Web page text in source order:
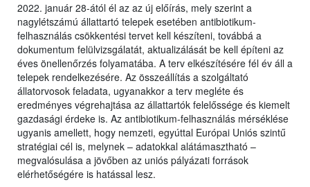
2022. január 28-ától él az az új előírás, mely szerint a
nagylétszámú állattartó telepek esetében antibiotikum-
felhasználás csökkentési tervet kell készíteni, továbbá a
dokumentum felülvizsgálatát, aktualizálását be kell építeni az
éves önellenőrzés folyamatába. A terv elkészítésére fél év áll a
telepek rendelkezésére. Az összeállítás a szolgáltató
állatorvosok feladata, ugyanakkor a terv megléte és
eredményes végrehajtása az állattartók felelőssége és kiemelt
gazdasági érdeke is. Az antibiotikum-felhasználás mérséklése
ugyanis amellett, hogy nemzeti, egyúttal Európai Uniós szintű
stratégiai cél is, melynek – adatokkal alátámasztható –
megvalósulása a jövőben az uniós pályázati források
elérhetőségére is hatással lesz.